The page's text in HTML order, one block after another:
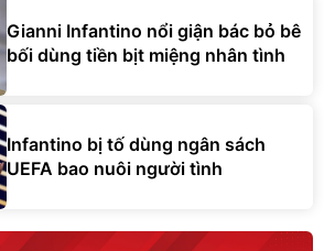
Gianni Infantino nổi giận bác bỏ bê
bối dùng tiền bịt miệng nhân tình
Infantino bị tố dùng ngân sách
UEFA bao nuôi người tình